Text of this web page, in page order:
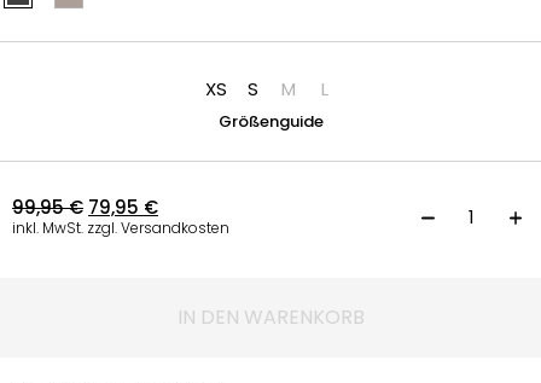
XS S M L
Größenguide
99,95€ 79,95 €
inkl. MwSt. zzgl. Versandkosten
IN DEN WARENKORB